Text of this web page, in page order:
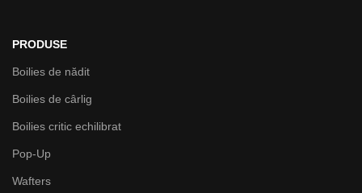
PRODUSE
Boilies de nădit
Boilies de cârlig
Boilies critic echilibrat
Pop-Up
Wafters